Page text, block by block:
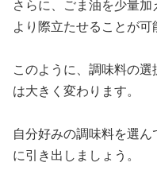
さらに、ごま油を少量
より際立たせることが可
このように、調味料の
は大きく変わります。
自分好みの調味料を選
に引き出しましょう。